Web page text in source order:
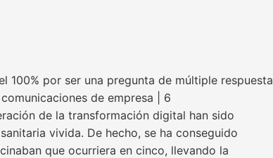
100% por ser una pregunta de múltiple respuesta
de empresa | 6
de la transformación digital han sido
vivida. De hecho, se ha conseguido
que ocurriera en cinco, llevando la